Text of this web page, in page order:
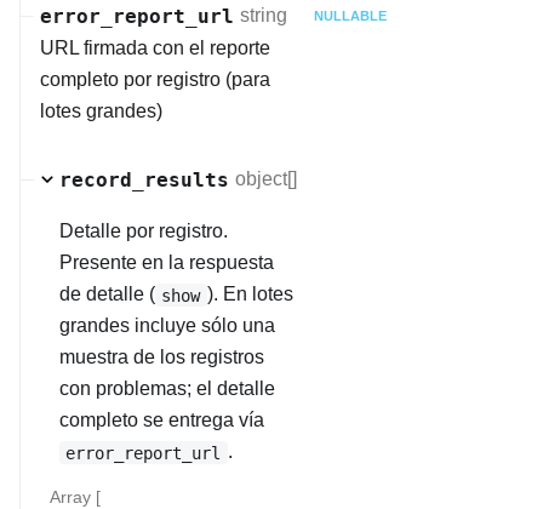
error_report_url string NULLABLE
URL firmada con el reporte
completo por registro (para
lotes grandes)
record_results object[]
Detalle por registro.
Presente en la respuesta
de detalle ( show ). En lotes
grandes incluye sólo una
muestra de los registros
con problemas; el detalle
completo se entrega vía
error_report_url .
Array [